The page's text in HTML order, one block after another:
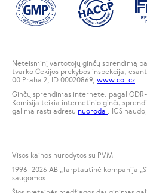
Neteisminį vartotojų ginčų sprendimą
tvarko Čekijos prekybos inspekcija,
00 Praha 2, ID 00020869, www.coi.cz
Ginčų sprendimas internete: pagal
Komisija teikia internetinio ginčų
galima rasti adresu nuoroda . IGS
Visos kainos nurodytos su PVM
1996–2026 AB „Tarptautinė kompanija
saugomos.